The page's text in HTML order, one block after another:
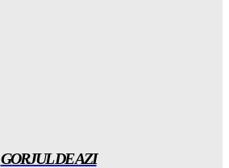
GORJUL DE AZI